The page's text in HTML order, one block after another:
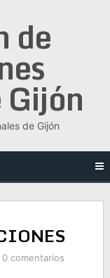
de
de Gijón
0 comentarios